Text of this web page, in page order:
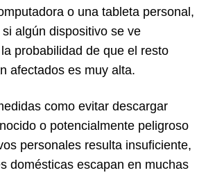
o una tableta personal,
algún dispositivo se ve
probabilidad de que el resto
afectados es muy alta.
como evitar descargar
o potencialmente peligroso
personales resulta insuficiente,
domésticas escapan en muchas